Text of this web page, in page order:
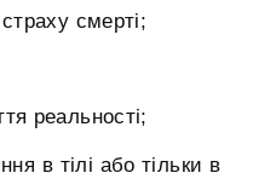
смерті;
реальності;
в тілі або тільки в